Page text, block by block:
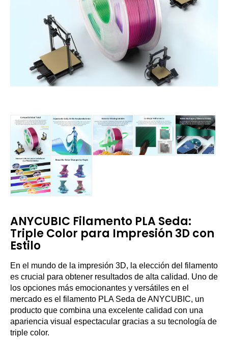
ANYCUBIC Filamento PLA Seda:
Triple Color para Impresión 3D con
Estilo
En el mundo de la impresión 3D, la elección del filamento
es crucial para obtener resultados de alta calidad. Uno de
los opciones más emocionantes y versátiles en el
mercado es el filamento PLA Seda de ANYCUBIC, un
producto que combina una excelente calidad con una
apariencia visual espectacular gracias a su tecnología de
triple color.